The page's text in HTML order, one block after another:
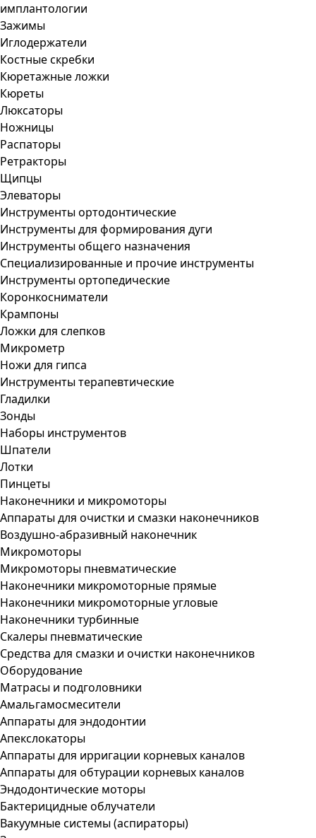
имплантологии
Зажимы
Иглодержатели
Костные скребки
Кюретажные ложки
Кюреты
Люксаторы
Ножницы
Распаторы
Ретракторы
Щипцы
Элеваторы
Инструменты ортодонтические
Инструменты для формирования дуги
Инструменты общего назначения
Специализированные и прочие инструменты
Инструменты ортопедические
Коронкосниматели
Крампоны
Ложки для слепков
Микрометр
Ножи для гипса
Инструменты терапевтические
Гладилки
Зонды
Наборы инструментов
Шпатели
Лотки
Пинцеты
Наконечники и микромоторы
Аппараты для очистки и смазки наконечников
Воздушно-абразивный наконечник
Микромоторы
Микромоторы пневматические
Наконечники микромоторные прямые
Наконечники микромоторные угловые
Наконечники турбинные
Скалеры пневматические
Средства для смазки и очистки наконечников
Оборудование
Матрасы и подголовники
Амальгамосмесители
Аппараты для эндодонтии
Апекслокаторы
Аппараты для ирригации корневых каналов
Аппараты для обтурации корневых каналов
Эндодонтические моторы
Бактерицидные облучатели
Вакуумные системы (аспираторы)